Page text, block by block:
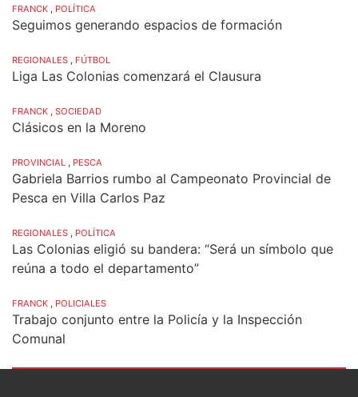
FRANCK , POLÍTICA
Seguimos generando espacios de formación
REGIONALES , FÚTBOL
Liga Las Colonias comenzará el Clausura
FRANCK , SOCIEDAD
Clásicos en la Moreno
PROVINCIAL , PESCA
Gabriela Barrios rumbo al Campeonato Provincial de
Pesca en Villa Carlos Paz
REGIONALES , POLÍTICA
Las Colonias eligió su bandera: “Será un símbolo que
reúna a todo el departamento”
FRANCK , POLICIALES
Trabajo conjunto entre la Policía y la Inspección
Comunal